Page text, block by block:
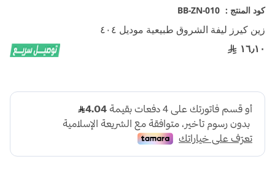
كود المنتج : BB-ZN-010
زين كيرز ليفة الشروق طبيعية موديل ٤٠٤
١٦٫١٠
تخطي
بداية
معرض